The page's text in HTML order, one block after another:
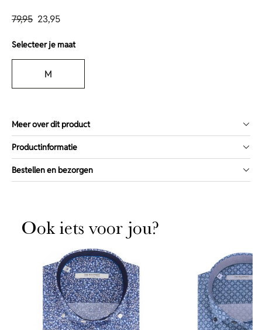
79,95 23,95
Selecteer je maat
M
Meer over dit product
Productinformatie
Bestellen en bezorgen
Ook iets voor jou?